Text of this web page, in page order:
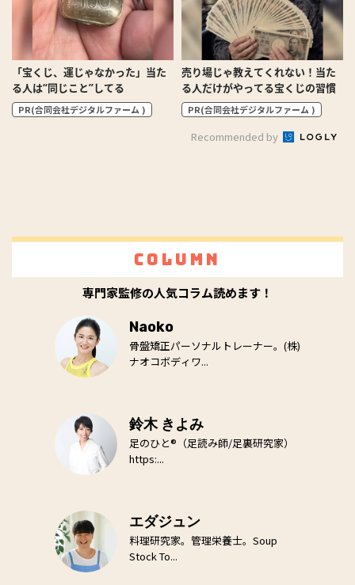
「宝くじ、運じゃなかった」当た
る人は“同じこと”してる
PR(合同会社デジタルファーム )
売り場じゃ教えてくれない！当た
る人だけがやってる宝くじの習慣
PR(合同会社デジタルファーム )
Recommended by
Column
専門家監修の人気コラム読めます！
Naoko
骨盤矯正パーソナルトレーナー。(株)
ナオコボディワ...
鈴木 きよみ
足のひと®（足読み師/足裏研究家）
https:...
エダジュン
料理研究家。管理栄養士。Soup
Stock To...